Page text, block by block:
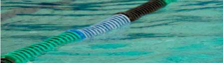
INSTITUCIONAL